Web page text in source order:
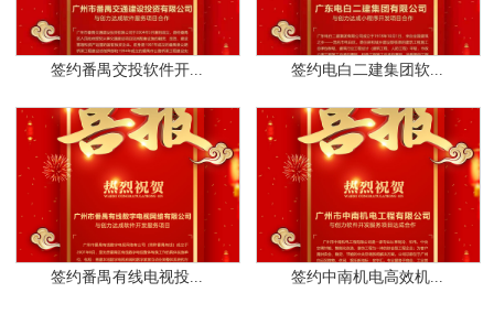
签约番禺交投软件开... 签约电白二建集团软...
签约番禺有线电视投... 签约中南机电高效机...